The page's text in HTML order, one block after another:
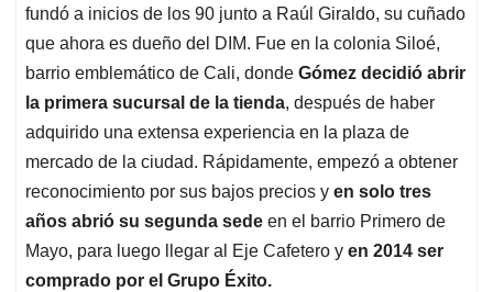
fundó a inicios de los 90 junto a Raúl Giraldo, su cuñado
que ahora es dueño del DIM. Fue en la colonia Siloé,
barrio emblemático de Cali, donde Gómez decidió abrir
la primera sucursal de la tienda, después de haber
adquirido una extensa experiencia en la plaza de
mercado de la ciudad. Rápidamente, empezó a obtener
reconocimiento por sus bajos precios y en solo tres
años abrió su segunda sede en el barrio Primero de
Mayo, para luego llegar al Eje Cafetero y en 2014 ser
comprado por el Grupo Éxito.